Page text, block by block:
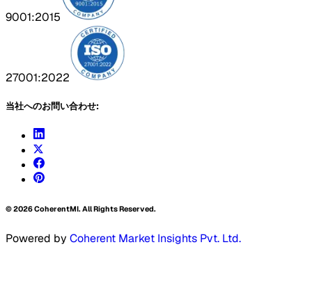
9001:2015
27001:2022
当社へのお問い合わせ:
©2026CoherentMI. All Rights Reserved.
Powered by Coherent Market Insights Pvt. Ltd.